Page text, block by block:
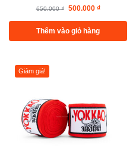
650.000₫ 500.000 ₫
Thêm vào giỏ hàng
Giảm giá!